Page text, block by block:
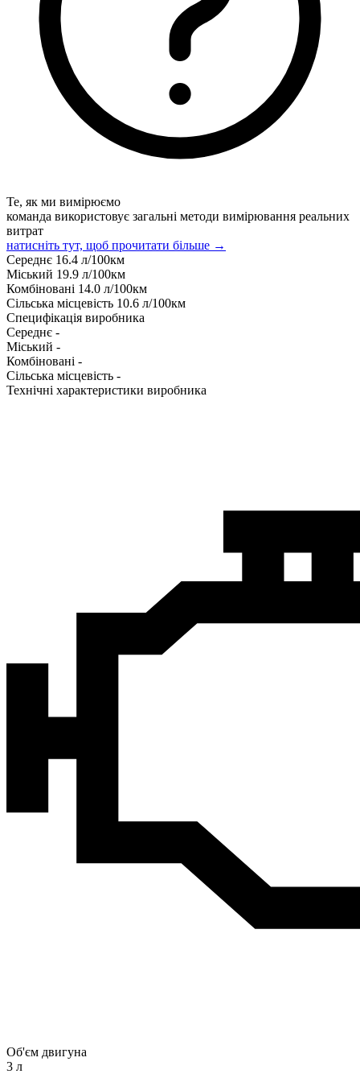
Те, як ми вимірюємо
команда використовує загальні методи вимірювання реальних
витрат
натисніть тут, щоб прочитати більше →
Середнє 16.4 л/100км
Міський 19.9 л/100км
Комбіновані 14.0 л/100км
Сільська місцевість 10.6 л/100км
Специфікація виробника
Середнє -
Міський -
Комбіновані -
Сільська місцевість -
Технічні характеристики виробника
Об'єм двигуна
3 л